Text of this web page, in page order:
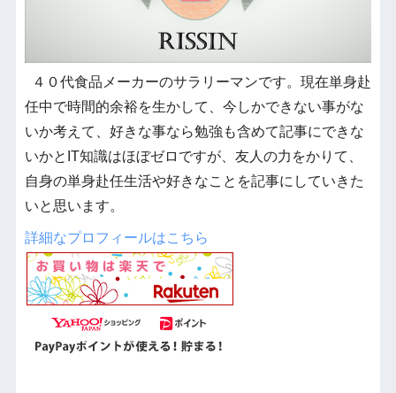
４０代食品メーカーのサラリーマンです。現在単身赴
任中で時間的余裕を生かして、今しかできない事がな
いか考えて、好きな事なら勉強も含めて記事にできな
いかとIT知識はほぼゼロですが、友人の力をかりて、
自身の単身赴任生活や好きなことを記事にしていきた
いと思います。
詳細なプロフィールはこちら